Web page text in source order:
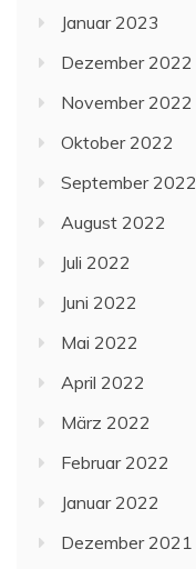
Januar 2023
Dezember 2022
November 2022
Oktober 2022
September 2022
August 2022
Juli 2022
Juni 2022
Mai 2022
April 2022
März 2022
Februar 2022
Januar 2022
Dezember 2021